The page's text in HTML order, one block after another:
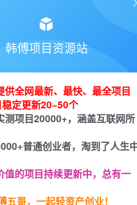
您当前未登录！建议
韩傅项目资源站
供全网最新、最快、最全项目
定更新20~50个
测项目20000+，涵盖互联网所
普通创业者，淘到了人生
值的项目持续更新中，总有一
五哥，一起轻资产创业！